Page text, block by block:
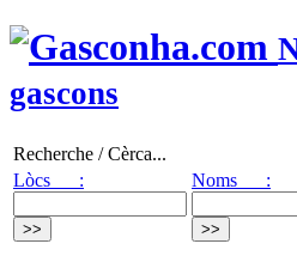
gascons
Recherche / Cèrca...
Lòcs :
Noms :